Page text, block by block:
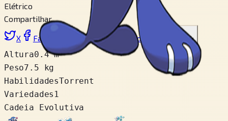
Elétrico
Compartilhar
X Facebook LinkedIn Reddit Copiar link
Altura0.4 m
Peso7.5 kg
HabilidadesTorrent
Variedades 1
Cadeia Evolutiva